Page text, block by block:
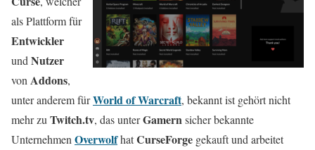
als Plattform für
Entwickler
und Nutzer
von Addons,
unter anderem fürWorld of Warcraft, bekannt ist gehört nicht
mehr zu Twitch.tv, das unterGamernsicher bekannte
Unternehmen OverwolfhatCurseForge gekauft und arbeitet